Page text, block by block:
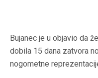
Bujanec je u objavio da
dobila 15 dana zatvora
nogometne